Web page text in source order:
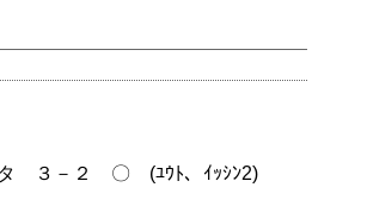
３－２ 〇 (ﾕｳﾄ、ｲｯｼﾝ2)